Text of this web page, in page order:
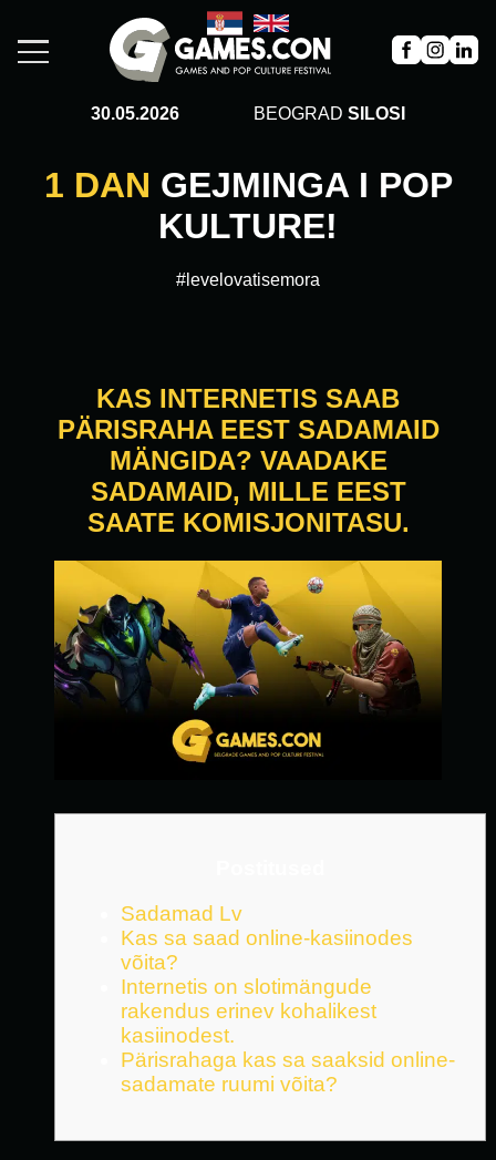
30.05.2026 BEOGRAD SILOSI
1 DAN GEJMINGA I POP
KULTURE!
#levelovatisemora
KAS INTERNETIS SAAB
PÄRISRAHA EEST SADAMAID
MÄNGIDA? VAADAKE
SADAMAID, MILLE EEST
SAATE KOMISJONITASU.
Sadamad Lv
Kas sa saad online-kasiinodes
võita?
Internetis on slotimängude
rakendus erinev kohalikest
kasiinodest.
Pärisrahaga kas sa saaksid online-
sadamate ruumi võita?